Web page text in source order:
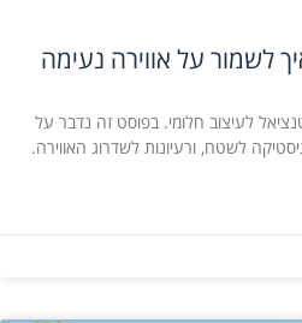
לשמור על אווירה נעימה
לעיצוב חלומי. בפוסט זה נדבר על
לשטח, ורעיונות לשדרוג האווירה.